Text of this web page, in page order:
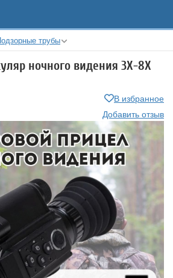
трубы
ночного видения 3Х-8Х
В избранное
Добавить отзыв